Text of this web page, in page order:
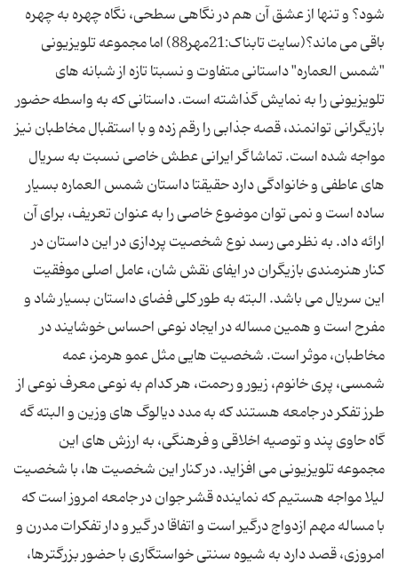
شود؟ و تنها از عشق آن هم در نگاهی سطحی، نگاه چهره به چهره
باقی می ماند؟(سایت تابناک:21مهر88) اما مجموعه تلویزیونی
"شمس العماره" داستانی متفاوت و نسبتا تازه از شبانه های
تلویزیونی را به نمایش گذاشته است. داستانی که به واسطه حضور
بازیگرانی توانمند، قصه جذابی را رقم زده و با استقبال مخاطبان نیز
مواجه شده است. تماشاگر ایرانی عطش خاصی نسبت به سریال
های عاطفی و خانوادگی دارد حقیقتا داستان شمس العماره بسیار
ساده است و نمی توان موضوع خاصی را به عنوان تعریف، برای آن
ارائه داد. به نظر می رسد نوع شخصیت پردازی در این داستان در
کنار هنرمندی بازیگران در ایفای نقش شان، عامل اصلی موفقیت
این سریال می باشد. البته به طور کلی فضای داستان بسیار شاد و
مفرح است و همین مساله در ایجاد نوعی احساس خوشایند در
مخاطبان، موثر است. شخصیت هایی مثل عمو هرمز، عمه
شمسی، پری خانوم، زیور و رحمت، هر کدام به نوعی معرف نوعی از
طرز تفکر در جامعه هستند که به مدد دیالوگ های وزین و البته گه
گاه حاوی پند و توصیه اخلاقی و فرهنگی، به ارزش های این
مجموعه تلویزیونی می افزاید. در کنار این شخصیت ها، با شخصیت
لیلا مواجه هستیم که نماینده قشر جوان در جامعه امروز است که
با مساله مهم ازدواج درگیر است و اتفاقا در گیر و دار تفکرات مدرن و
امروزی، قصد دارد به شیوه سنتی خواستگاری با حضور بزرگترها،